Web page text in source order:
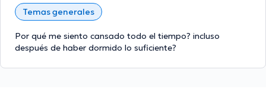
Temas generales
Por qué me siento cansado todo el tiempo? incluso
después de haber dormido lo suficiente?